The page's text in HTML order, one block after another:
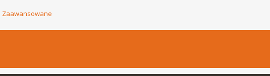
Zaawansowane